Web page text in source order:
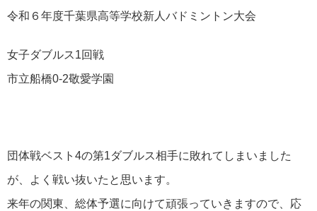
令和６年度千葉県高等学校新人バドミントン大会
女子ダブルス1回戦
市立船橋0-2敬愛学園
団体戦ベスト4の第1ダブルス相手に敗れてしまいました
が、よく戦い抜いたと思います。
来年の関東、総体予選に向けて頑張っていきますので、応